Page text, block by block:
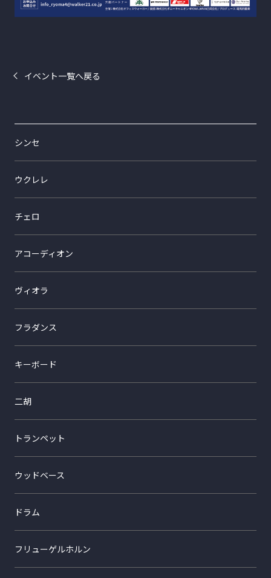
イベント一覧へ戻る
シンセ
ウクレレ
チェロ
アコーディオン
ヴィオラ
フラダンス
キーボード
二胡
トランペット
ウッドベース
ドラム
フリューゲルホルン